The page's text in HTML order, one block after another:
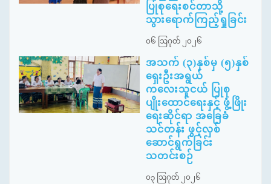
ပြုစုရေးစင်တာသို့
သွားရောက်ကြည့်ရှုခြင်း
၀၆ ဩဂုတ် ၂၀၂၆
အသက် (၃)နှစ်မှ (၅)နှစ်
ရှေးဦးအရွယ်
ကလေးသူငယ် ပြုစု
ပျိုးထောင်ရေးနှင့် ဖွံ့ဖြိုး
ရေးဆိုင်ရာ အခြေခံ
သင်တန်း ဖွင့်လှစ်
ဆောင်ရွက်ခြင်း
သတင်းစဉ်
၀၃ ဩဂုတ် ၂၀၂၆